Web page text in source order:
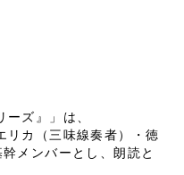
ーズ』」は、
リカ（三味線奏者）・徳
メンバーとし、朗読と